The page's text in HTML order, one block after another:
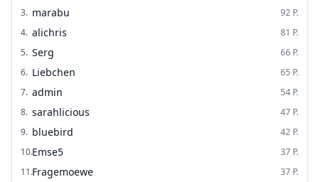
3. marabu 92 P.
4. alichris 81 P.
5. Serg 66 P.
6. Liebchen 65 P.
7. admin 54 P.
8. sarahlicious 47 P.
9. bluebird 42 P.
10.Emse5 37 P.
11.Fragemoewe 37 P.